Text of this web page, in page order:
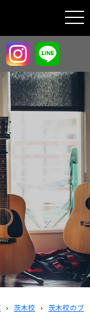
› 茨木校 › 茨木校のブ